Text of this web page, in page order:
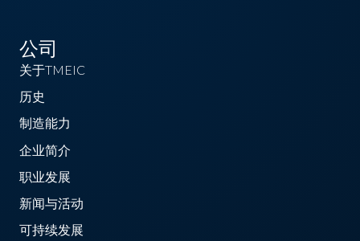
公司
关于TMEIC
历史
制造能力
企业简介
职业发展
新闻与活动
可持续发展